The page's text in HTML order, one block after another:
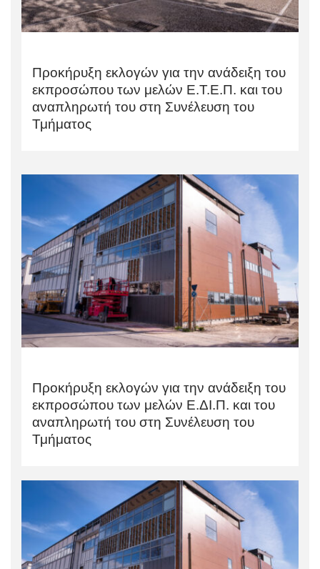
Προκήρυξη εκλογών για την ανάδειξη του
εκπροσώπου των μελών Ε.Τ.Ε.Π. και του
αναπληρωτή του στη Συνέλευση του
Τμήματος
Προκήρυξη εκλογών για την ανάδειξη του
εκπροσώπου των μελών Ε.ΔΙ.Π. και του
αναπληρωτή του στη Συνέλευση του
Τμήματος